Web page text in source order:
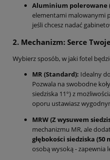
Aluminium polerowane
elementami malowanymi
jeśli chcesz nadać
2. Mechanizm: Serce
Wybierz sposób, w jaki fotel
MR (Standard): Idealny
Pozwala na swobodne
siedziska 11°) z
oporu ustawiasz
MRW (Z wysuwem
mechanizmu MR, ale
głębokości siedziska (50
osobą wysoką - zapewnia